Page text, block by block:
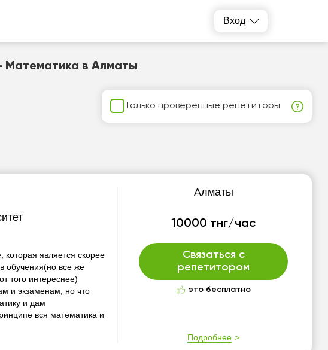
Вход
Математика в Алматы
Только проверенные репетиторы
которая является скорее
обучения(но все же
того интереснее)
и экзаменам, но что
и дам
вся математика и
Алматы
10000 тнг/час
Связаться с
репетитором
это бесплатно
Подробнее